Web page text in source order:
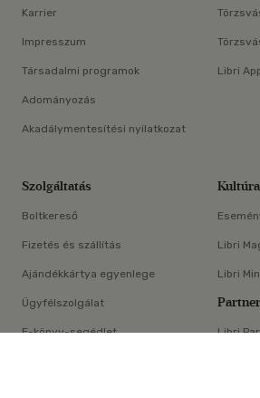
Karrier
Impresszum
Társadalmi programok
Adományozás
Akadálymentesítési nyilatkozat
Libri
Szolgáltatás
Boltkereső
Fizetés és szállítás
Ajándékkártya egyenlege
Ügyfélszolgálat
E-könyv-segédlet
Kultúra
Libri
Libri
Libri